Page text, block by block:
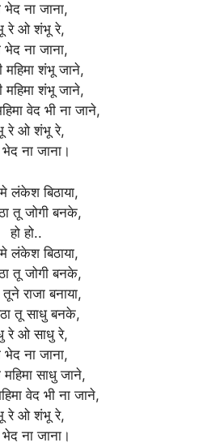
भेद ना जाना,
रे ओ शंभू रे,
भेद ना जाना,
महिमा शंभू जाने,
महिमा शंभू जाने,
वेद भी ना जाने,
रे ओ शंभू रे,
भेद ना जाना।
लंकेश बिठाया,
तू जोगी बनके,
हो हो..
लंकेश बिठाया,
तू जोगी बनके,
राजा बनाया,
तू साधु बनके,
रे ओ साधु रे,
भेद ना जाना,
महिमा साधु जाने,
वेद भी ना जाने,
रे ओ शंभू रे,
भेद ना जाना।